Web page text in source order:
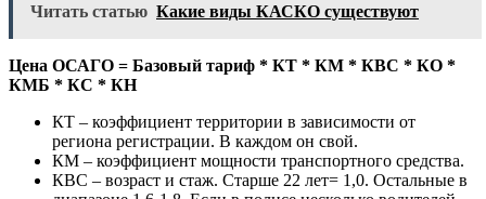
Читать статью Какие виды КАСКО существуют
Цена ОСАГО = Базовый тариф * КТ * КМ * КВС * КО *
КМБ * КС * КН
КТ – коэффициент территории в зависимости от
региона регистрации. В каждом он свой.
КМ – коэффициент мощности транспортного средства.
КВС – возраст и стаж. Старше 22 лет= 1,0. Остальные в